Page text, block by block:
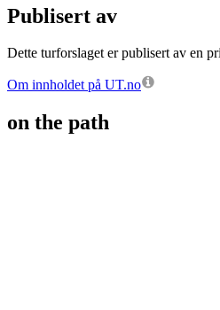
Publisert av
Dette turforslaget er publisert av en
Om innholdet på UT.no
on the path